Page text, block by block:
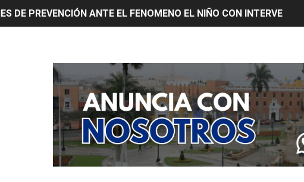
DE PREVENCIÓN ANTE EL FENOMENO EL NIÑO CON
TUS DATOS PARA CONOCER SOBRE CORTES
DE 90 DÍAS PARA PROTEGER A TRUJILLO Y VIRÚ DE "EL NIÑO"
de Cementos Pacasmayo convierte el esfuerzo del maestro de
de celulares: usuarios recuperarán su línea tras verificación